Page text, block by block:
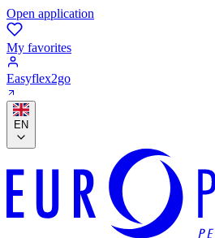
Open application
My favorites
Easyflex2go
EN